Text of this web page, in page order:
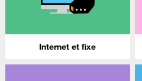
Internet et fixe